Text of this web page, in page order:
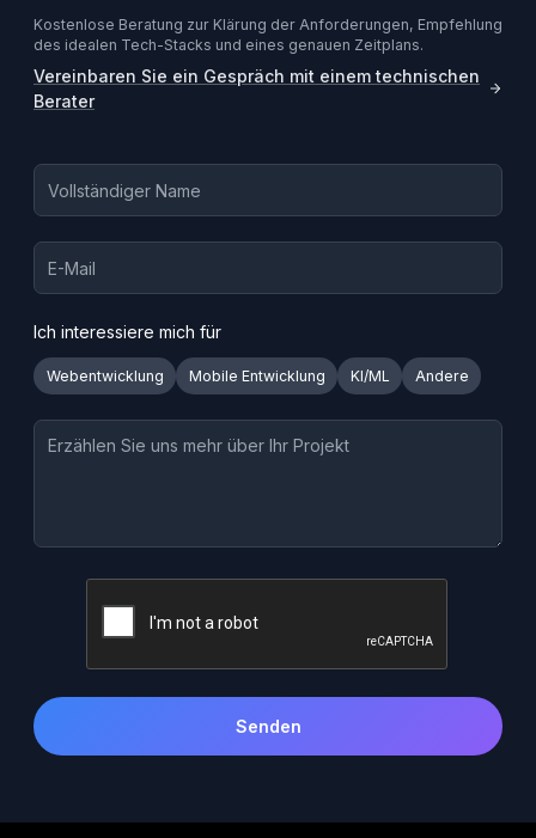
Kostenlose Beratung zur Klärung der Anforderungen, Empfehlung
des idealen Tech-Stacks und eines genauen Zeitplans.
Vereinbaren Sie ein Gespräch mit einem technischen
Berater
Ich interessiere mich für
Webentwicklung Mobile Entwicklung KI/ML Andere
Senden